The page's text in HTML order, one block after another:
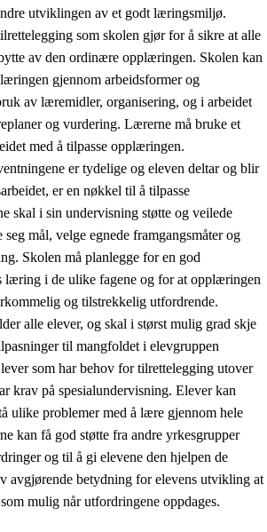
utviklingen av et godt læringsmiljø.
som skolen gjør for å sikre at alle
av den ordinære opplæringen. Skolen kan
gjennom arbeidsformer og
av læremidler, organisering, og i arbeidet
og vurdering. Lærerne må bruke et
med å tilpasse opplæringen.
er tydelige og eleven deltar og blir
er en nøkkel til å tilpasse
skal i sin undervisning støtte og veilede
seg mål, velge egnede framgangsmåter og
Skolen må planlegge for en god
læring i de ulike fagene og for at opplæringen
og tilstrekkelig utfordrende.
alle elever, og skal i størst mulig grad skje
til mangfoldet i elevgruppen
som har behov for tilrettelegging utover
krav på spesialundervisning. Elever kan
ulike problemer med å lære gjennom hele
kan få god støtte fra andre yrkesgrupper
og til å gi elevene den hjelpen de
avgjørende betydning for elevens utvikling at
mulig når utfordringene oppdages.